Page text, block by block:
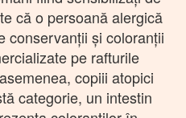
că o persoană alergică
conservanţii şi coloranţii
pe rafturile
copiii atopici
categorie, un intestin